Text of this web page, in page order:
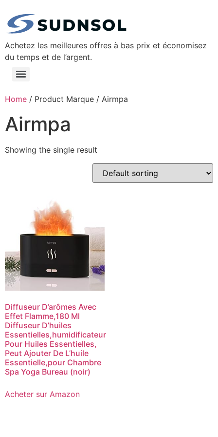
Achetez les meilleures offres à bas prix et économisez
du temps et de l’argent.
Home / Product Marque / ‎Airmpa
‎Airmpa
Showing the single result
Diffuseur D’arômes Avec
Effet Flamme,180 Ml
Diffuseur D’huiles
Essentielles,humidificateur
Pour Huiles Essentielles,
Peut Ajouter De L’huile
Essentielle,pour Chambre
Spa Yoga Bureau (noir)
Acheter sur Amazon